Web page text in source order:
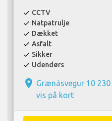
check CCTV
check Natpatrulje
check Dækket
check Asfalt
check Sikker
check Udendørs
place Grænásvegur 10 230
vis på kort